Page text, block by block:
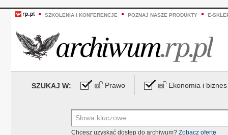
SZKOLENIA I KONFERENCJE POZNAJ NASZE PRODUKTY E-
SZUKAJ W: Prawo Ekonomia i biznes
Chcesz uzyskać dostęp do archiwum? Zobacz ofertę